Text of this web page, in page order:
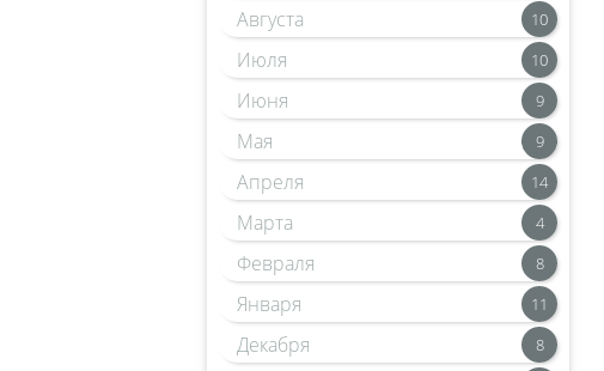
Августа 10
Июля 10
Июня 9
Мая 9
Апреля 14
Марта 4
Февраля 8
Января 11
Декабря 8